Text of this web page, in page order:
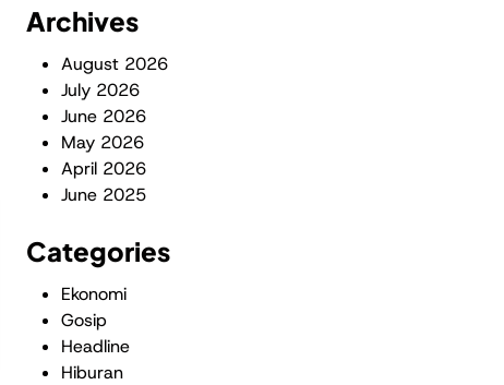
Archives
August 2026
July 2026
June 2026
May 2026
April 2026
June 2025
Categories
Ekonomi
Gosip
Headline
Hiburan